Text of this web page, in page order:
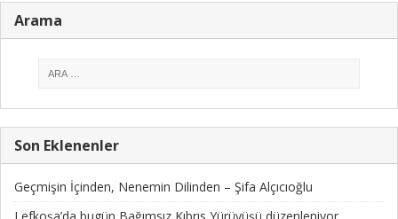
Arama
Son Eklenenler
Geçmişin İçinden, Nenemin Dilinden – Şifa Alçıcıoğlu